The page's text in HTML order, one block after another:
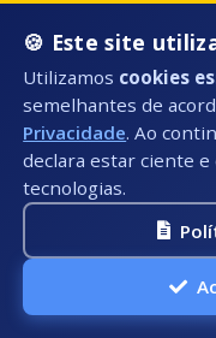
Anexo(s):
Descrição:
SEMFAZ -
Data:
09/09/2025
006/2025
Título:
Tipo:
JIF - JUNTA
🍪 Este site
Utilizamos cookies
semelhantes de
Privacidade. Ao
declara estar ciente e
tecnologias.